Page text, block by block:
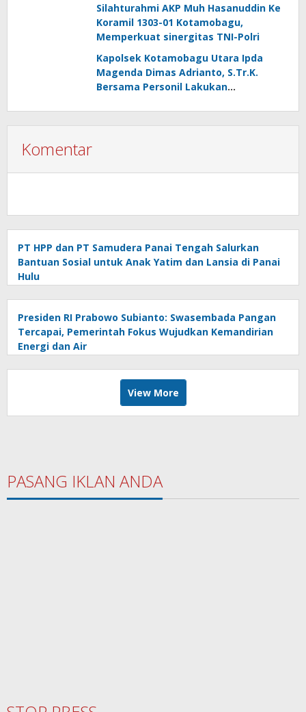
Silahturahmi AKP Muh Hasanuddin Ke
Koramil 1303-01 Kotamobagu,
Memperkuat sinergitas TNI-Polri
Kapolsek Kotamobagu Utara Ipda
Magenda Dimas Adrianto, S.Tr.K.
Bersama Personil Lakukan
Komentar
PT HPP dan PT Samudera Panai Tengah Salurkan
Bantuan Sosial untuk Anak Yatim dan Lansia di Panai
Hulu
Presiden RI Prabowo Subianto: Swasembada Pangan
Tercapai, Pemerintah Fokus Wujudkan Kemandirian
Energi dan Air
View More
PASANG IKLAN ANDA